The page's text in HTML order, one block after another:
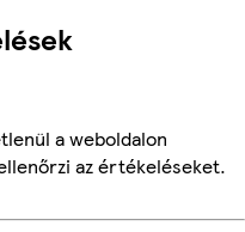
a weboldalon
az értékeléseket.